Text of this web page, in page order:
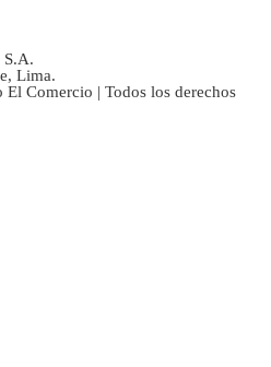
S.A.
Lima.
Comercio | Todos los derechos